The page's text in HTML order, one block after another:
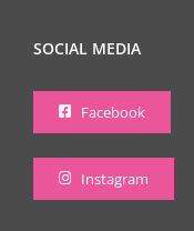
SOCIAL MEDIA
Facebook
Instagram